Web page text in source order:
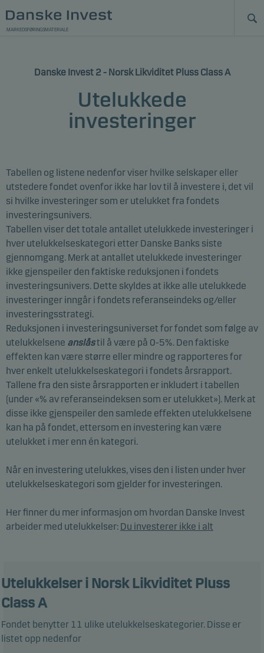
MARKEDSFØRINGSMATERIALE
Danske Invest 2 - Norsk Likviditet Pluss Class A
Utelukkede
investeringer
Tabellen og listene nedenfor viser hvilke selskaper eller
utstedere fondet ovenfor ikke har lov til å investere i, det vil
si hvilke investeringer som er utelukket fra fondets
investeringsunivers.
Tabellen viser det totale antallet utelukkede investeringer i
hver utelukkelseskategori etter Danske Banks siste
gjennomgang. Merk at antallet utelukkede investeringer
ikke gjenspeiler den faktiske reduksjonen i fondets
investeringsunivers. Dette skyldes at ikke alle utelukkede
investeringer inngår i fondets referanseindeks og/eller
investeringsstrategi.
Reduksjonen i investeringsuniverset for fondet som følge av
utelukkelsene anslåstil å være på 0-5%. Den faktiske
effekten kan være større eller mindre og rapporteres for
hver enkelt utelukkelseskategori i fondets årsrapport.
Tallene fra den siste årsrapporten er inkludert i tabellen
(under «% av referanseindeksen som er utelukket»). Merk at
disse ikke gjenspeiler den samlede effekten utelukkelsene
kan ha på fondet, ettersom en investering kan være
utelukket i mer enn én kategori.
Når en investering utelukkes, vises den i listen under hver
utelukkelseskategori som gjelder for investeringen.
Her finner du mer informasjon om hvordan Danske Invest
arbeider med utelukkelser: Du investerer ikke i alt
Utelukkelser i Norsk Likviditet Pluss
Class A
Fondet benytter 11 ulike utelukkelseskategorier. Disse er
listet opp nedenfor